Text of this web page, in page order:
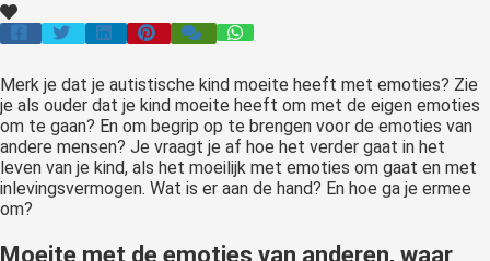
Merk je dat je autistische kind moeite heeft met emoties? Zie
je als ouder dat je kind moeite heeft om met de eigen emoties
om te gaan? En om begrip op te brengen voor de emoties van
andere mensen? Je vraagt je af hoe het verder gaat in het
leven van je kind, als het moeilijk met emoties om gaat en met
inlevingsvermogen. Wat is er aan de hand? En hoe ga je ermee
om?
Moeite met de emoties van anderen, waar